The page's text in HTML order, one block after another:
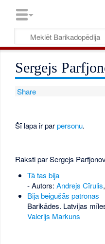
Sergejs
Share
Šī lapa ir parpersonu.
Raksti par Sergejs
Tā tas bija
- Autors: Andrejs Cīrulis,
Bija beigušās patronas
Barikādes. Latvijas
Valerijs Markuns